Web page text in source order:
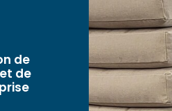
de
de